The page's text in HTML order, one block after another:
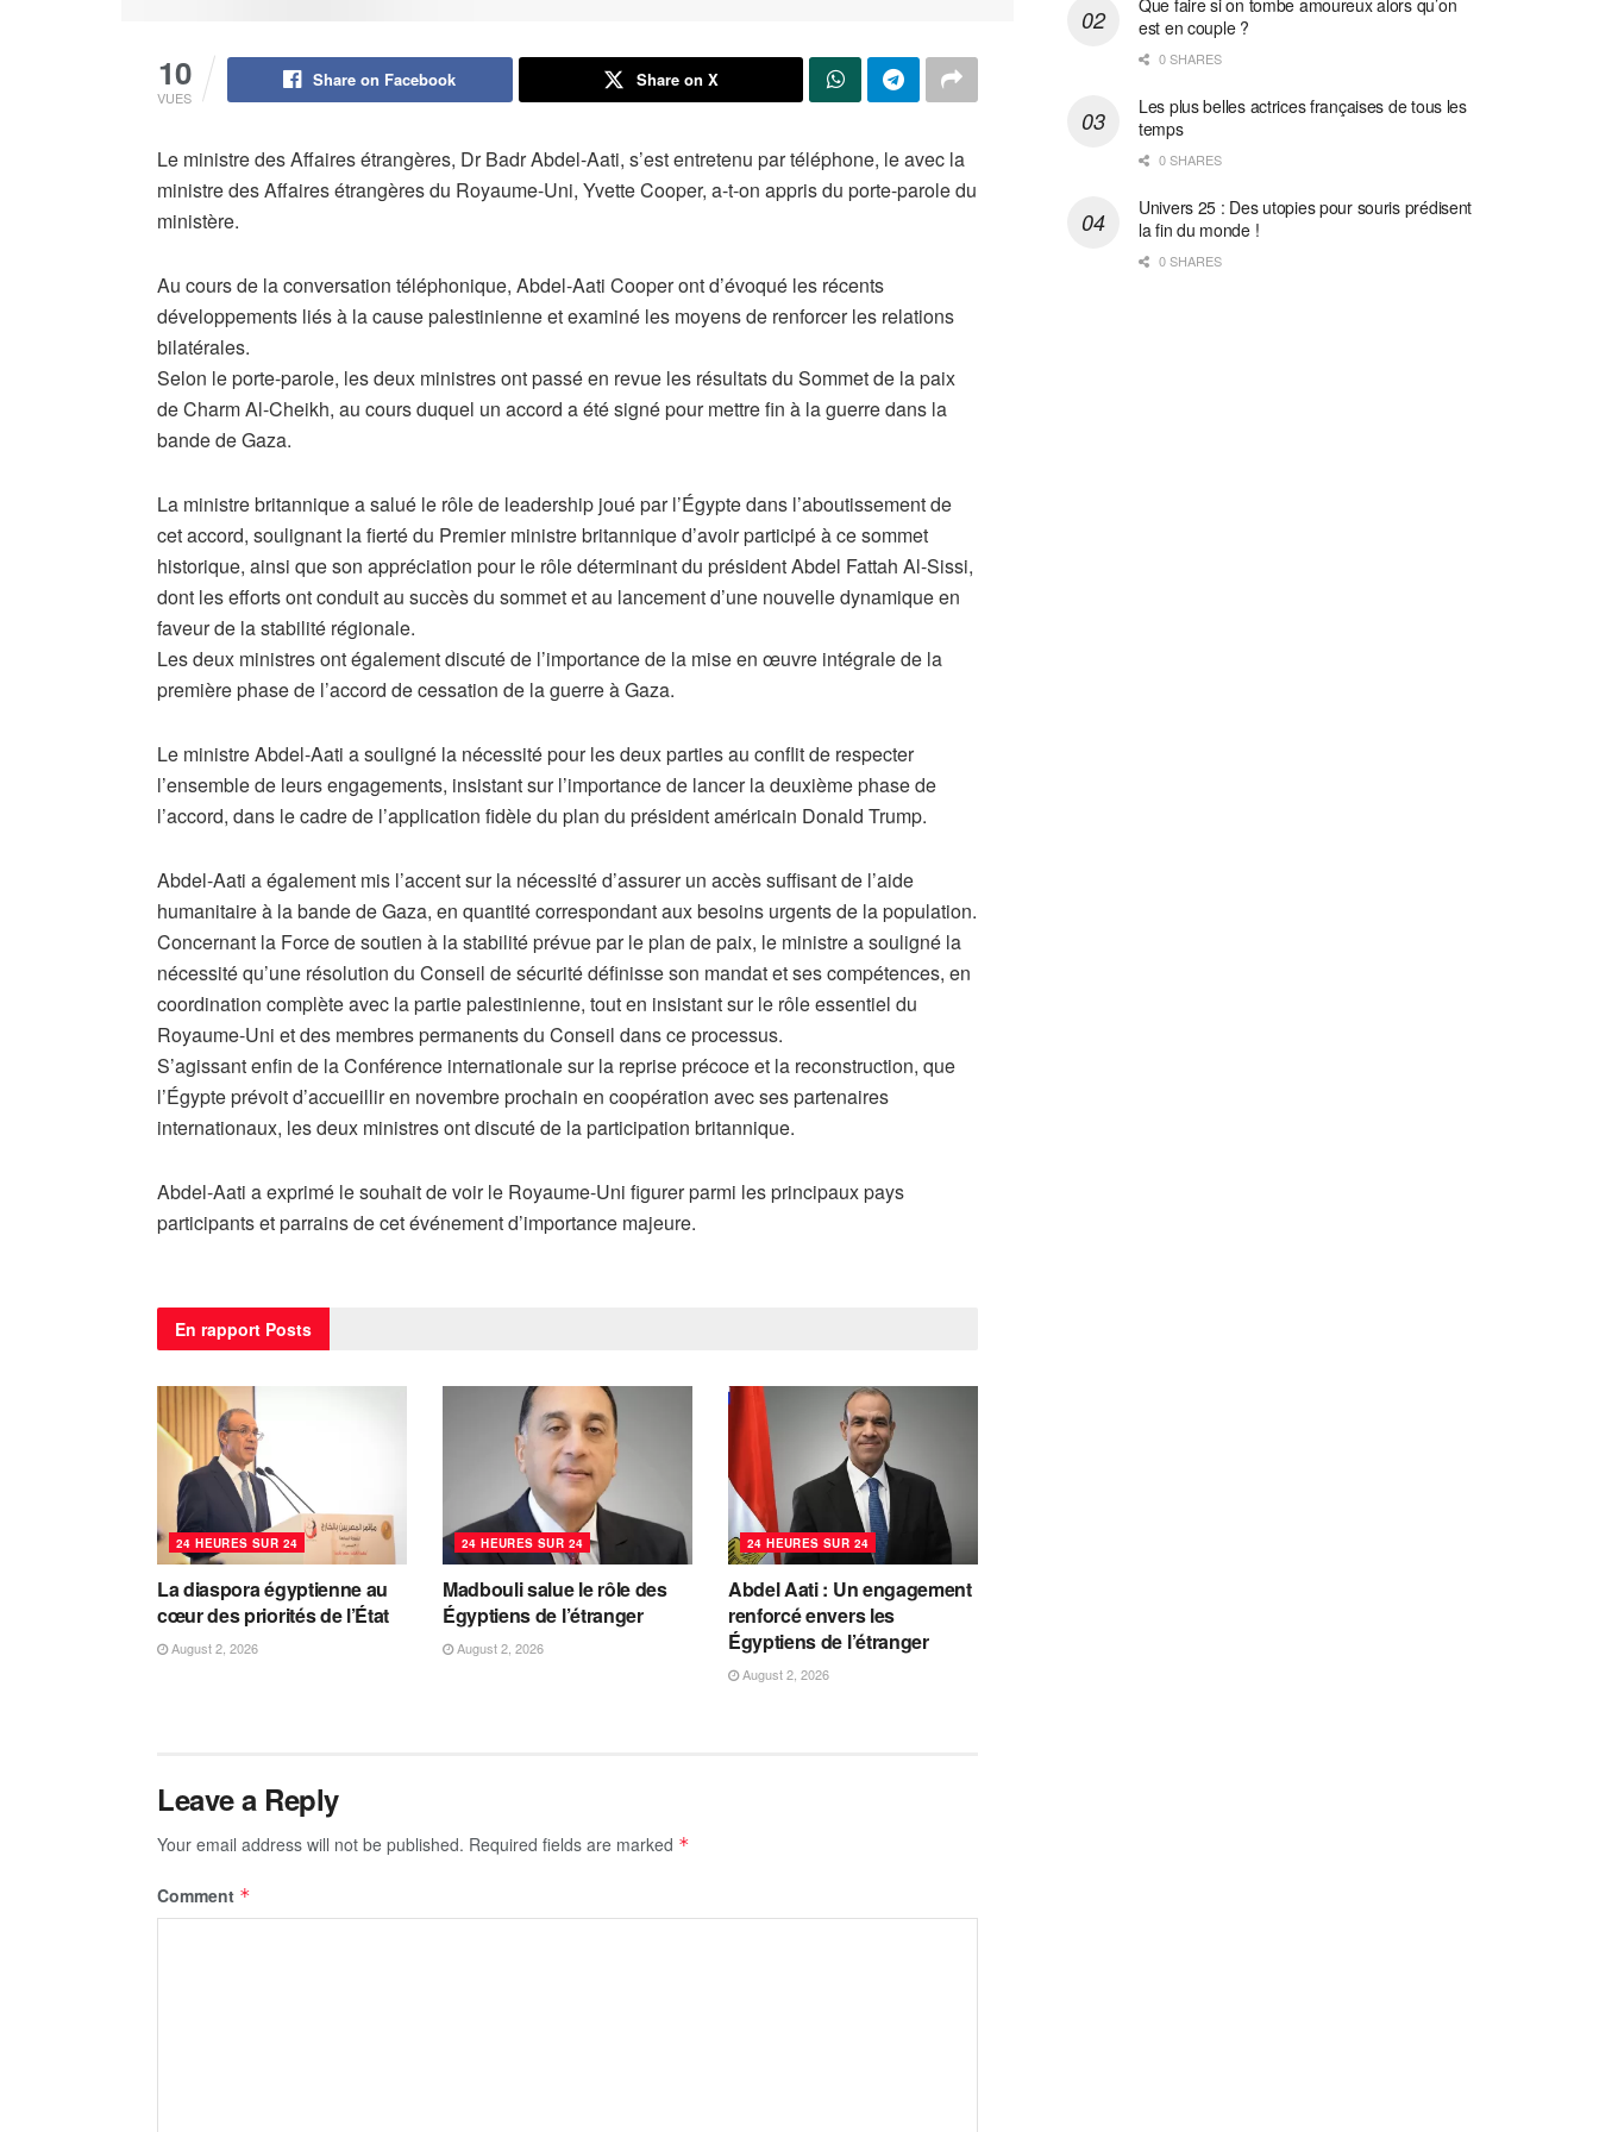
10
VUES
Share on Facebook Share on X
Le ministre des Affaires étrangères, Dr Badr Abdel-Aati, s’est entretenu par téléphone, le avec la
ministre des Affaires étrangères du Royaume-Uni, Yvette Cooper, a-t-on appris du porte-parole du
ministère.
Au cours de la conversation téléphonique, Abdel-Aati Cooper ont d’évoqué les récents
développements liés à la cause palestinienne et examiné les moyens de renforcer les relations
bilatérales.
Selon le porte-parole, les deux ministres ont passé en revue les résultats du Sommet de la paix
de Charm Al-Cheikh, au cours duquel un accord a été signé pour mettre fin à la guerre dans la
bande de Gaza.
La ministre britannique a salué le rôle de leadership joué par l’Égypte dans l’aboutissement de
cet accord, soulignant la fierté du Premier ministre britannique d’avoir participé à ce sommet
historique, ainsi que son appréciation pour le rôle déterminant du président Abdel Fattah Al-Sissi,
dont les efforts ont conduit au succès du sommet et au lancement d’une nouvelle dynamique en
faveur de la stabilité régionale.
Les deux ministres ont également discuté de l’importance de la mise en œuvre intégrale de la
première phase de l’accord de cessation de la guerre à Gaza.
Le ministre Abdel-Aati a souligné la nécessité pour les deux parties au conflit de respecter
l’ensemble de leurs engagements, insistant sur l’importance de lancer la deuxième phase de
l’accord, dans le cadre de l’application fidèle du plan du président américain Donald Trump.
Abdel-Aati a également mis l’accent sur la nécessité d’assurer un accès suffisant de l’aide
humanitaire à la bande de Gaza, en quantité correspondant aux besoins urgents de la population.
Concernant la Force de soutien à la stabilité prévue par le plan de paix, le ministre a souligné la
nécessité qu’une résolution du Conseil de sécurité définisse son mandat et ses compétences, en
coordination complète avec la partie palestinienne, tout en insistant sur le rôle essentiel du
Royaume-Uni et des membres permanents du Conseil dans ce processus.
S’agissant enfin de la Conférence internationale sur la reprise précoce et la reconstruction, que
l’Égypte prévoit d’accueillir en novembre prochain en coopération avec ses partenaires
internationaux, les deux ministres ont discuté de la participation britannique.
Abdel-Aati a exprimé le souhait de voir le Royaume-Uni figurer parmi les principaux pays
participants et parrains de cet événement d’importance majeure.
En rapport Posts
24 HEURES SUR 24
La diaspora égyptienne au
cœur des priorités de l’État
August 2, 2026
24 HEURES SUR 24
Madbouli salue le rôle des
Égyptiens de l’étranger
August 2, 2026
24 HEURES SUR 24
Abdel Aati : Un engagement
renforcé envers les
Égyptiens de l’étranger
August 2, 2026
Leave a Reply
Your email address will not be published. Required fields are marked *
Comment *
est en couple ?
0 SHARES
Les plus belles actrices françaises de tous les
temps
0 SHARES
Univers 25 : Des utopies pour souris prédisent
la fin du monde !
0 SHARES